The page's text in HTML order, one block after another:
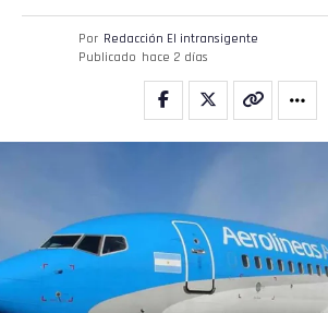
Por Redacción El intransigente
Publicado hace 2 días